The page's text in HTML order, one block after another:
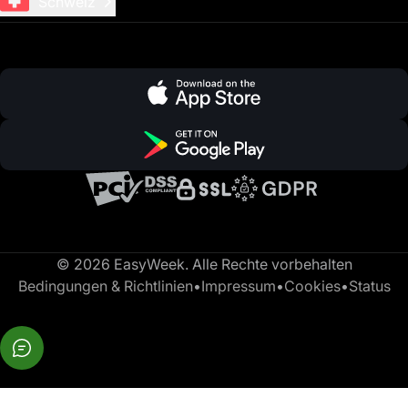
© 2026 EasyWeek. Alle Rechte vorbehalten
Bedingungen & Richtlinien•Impressum•Cookies•Status